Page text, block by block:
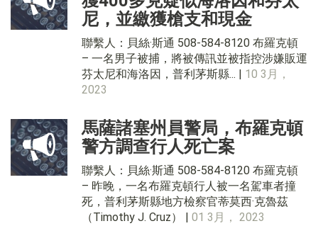
尼，並繳獲槍支和現金
聯繫人：貝絲·斯通 508-584-8120 布羅克頓
– 一名男子被捕，將被傳訊並被指控涉嫌販運
芬太尼和海洛因，普利茅斯縣... | 10 3月，
2023
馬薩諸塞州員警局，布羅克頓
警方調查行人死亡案
聯繫人：貝絲·斯通 508-584-8120 布羅克頓
– 昨晚，一名布羅克頓行人被一名駕車者撞
死，普利茅斯縣地方檢察官蒂莫西·克魯茲
（Timothy J. Cruz） | 01 3月， 2023